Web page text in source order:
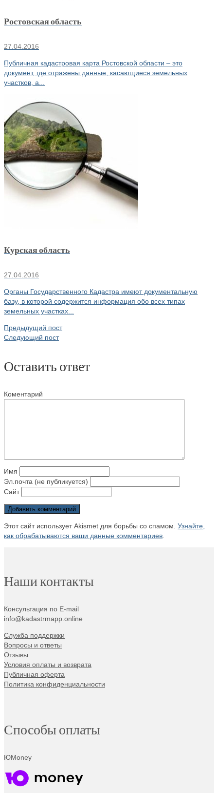
Ростовская область
27.04.2016
Публичная кадастровая карта Ростовской области – это
документ, где отражены данные, касающиеся земельных
участков, а...
Курская область
27.04.2016
Органы Государственного Кадастра имеют документальную
базу, в которой содержится информация обо всех типах
земельных участках...
Предыдущий пост
Следующий пост
Оставить ответ
Коментарий
Имя
Эл.почта (не публикуется)
Сайт
Этот сайт использует Akismet для борьбы со спамом. Узнайте,
как обрабатываются ваши данные комментариев.
Наши контакты
Консультация по E-mail
info@kadastrmapp.online
Служба поддержки
Вопросы и ответы
Отзывы
Условия оплаты и возврата
Публичная оферта
Политика конфиденциальности
Способы оплаты
ЮMoney